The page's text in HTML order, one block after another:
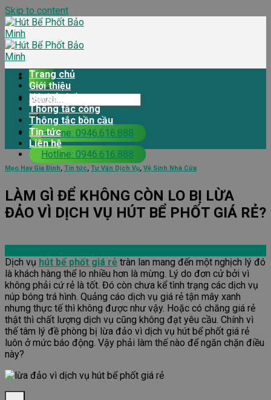
Skip to content
Hotline: 0946.616.888
Hotline: 0946.616.888
Trang chủ
Giới thiệu
Hút bể phốt
Thông tắc cống
Thông tắc bồn cầu
Tin tức
Liên hệ
Mẹo Hay Gia Đình, Tin tức, Tư Vấn Dịch Vụ, Vệ Sinh Nhà Cửa
LÀM GÌ ĐỂ KHÔNG CÒN LO BỊ LỪA
ĐẢO VÌ DỊCH VỤ HÚT BỂ PHỐT GIÁ RẺ?
Dịch vụ hút bể phốt giá rẻ tràn lan mang đến một nghịch lý đó
là khách hàng thể lo nhiều hơn là mừng. Lý do đơn cử bởi vì
không phải cứ rẻ là tốt. Đó còn chưa kể tình trạng các dịch vụ
núp bóng trá hình. Quảng cáo dịch vụ giá rẻ tận mây xanh
nhưng thực tế thì không được như vậy. Hoặc có chăng giá rẻ
thật thì chất lượng dịch vụ cũng không đạt yêu cầu. Chính vì
thế tâm lý đề phòng bị lừa đảo vì dịch vụ hút bể phốt giá rẻ
luôn ở mức báo động. Vậy phải làm thế nào để ngăn chặn điều
này?